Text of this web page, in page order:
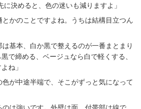
に決めると、色の迷いも減りますよ」
とかのことですよね。うちは結構目立つん
は基本、白か黒で整えるのが一番まとまり
で締める、ベージュなら白で軽くする、
ね」
色が中途半端で、そこがずっと気になって
のは強いです。外壁は面、付帯部は線で